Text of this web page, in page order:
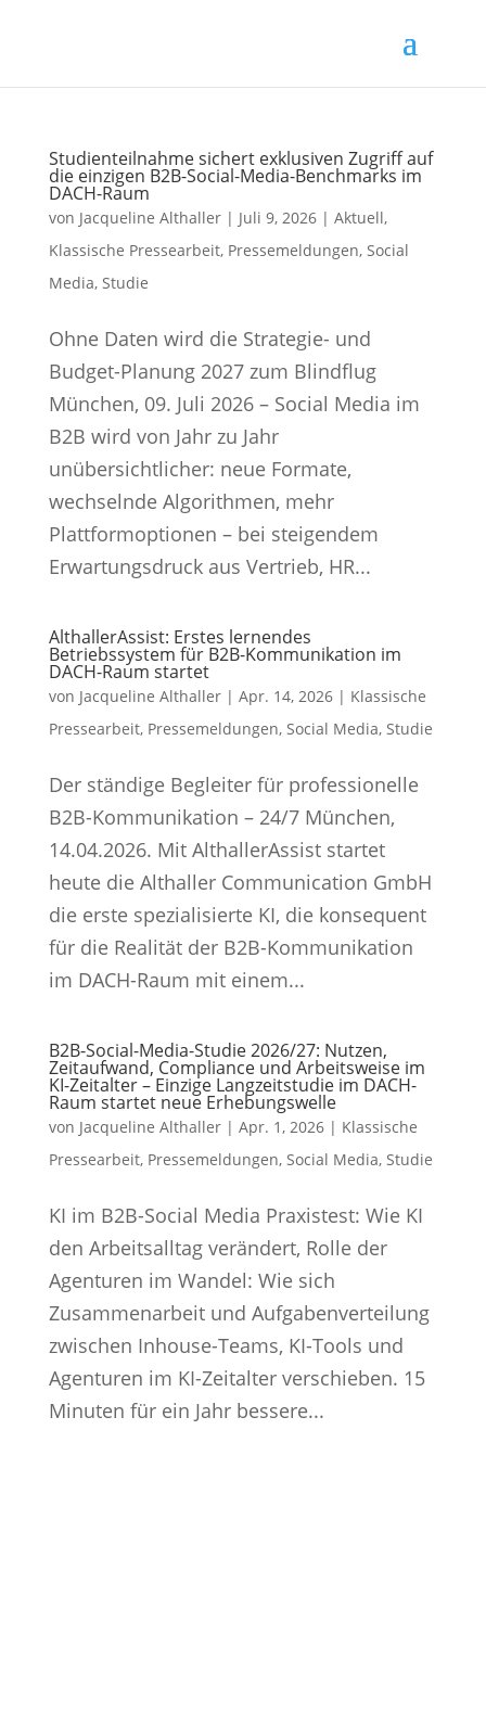
Studienteilnahme sichert exklusiven Zugriff auf
die einzigen B2B-Social-Media-Benchmarks im
DACH-Raum
von Jacqueline Althaller| Juli 9, 2026| Aktuell,
Klassische Pressearbeit, Pressemeldungen, Social
Media, Studie
Ohne Daten wird die Strategie- und
Budget-Planung 2027 zum Blindflug
München, 09. Juli 2026 – Social Media im
B2B wird von Jahr zu Jahr
unübersichtlicher: neue Formate,
wechselnde Algorithmen, mehr
Plattformoptionen – bei steigendem
Erwartungsdruck aus Vertrieb, HR...
AlthallerAssist: Erstes lernendes
Betriebssystem für B2B-Kommunikation im
DACH-Raum startet
von Jacqueline Althaller| Apr. 14, 2026| Klassische
Pressearbeit, Pressemeldungen, Social Media, Studie
Der ständige Begleiter für professionelle
B2B-Kommunikation – 24/7 München,
14.04.2026. Mit AlthallerAssist startet
heute die Althaller Communication GmbH
die erste spezialisierte KI, die konsequent
für die Realität der B2B-Kommunikation
im DACH-Raum mit einem...
B2B-Social-Media-Studie 2026/27: Nutzen,
Zeitaufwand, Compliance und Arbeitsweise im
KI-Zeitalter – Einzige Langzeitstudie im DACH-
Raum startet neue Erhebungswelle
von Jacqueline Althaller| Apr. 1, 2026| Klassische
Pressearbeit, Pressemeldungen, Social Media, Studie
KI im B2B-Social Media Praxistest: Wie KI
den Arbeitsalltag verändert, Rolle der
Agenturen im Wandel: Wie sich
Zusammenarbeit und Aufgabenverteilung
zwischen Inhouse-Teams, KI-Tools und
Agenturen im KI-Zeitalter verschieben. 15
Minuten für ein Jahr bessere...